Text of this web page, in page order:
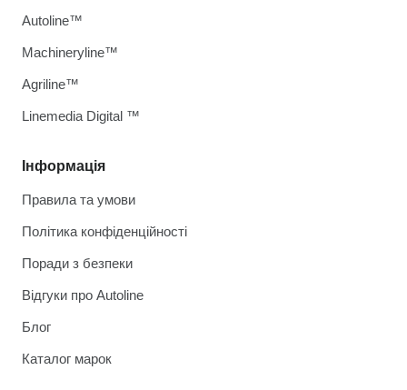
Інформація
Правила та умови
Політика конфіденційності
Поради з безпеки
Відгуки про Autoline
Блог
Каталог марок
Autoline™
Machineryline™
Agriline™
Linemedia Digital ™